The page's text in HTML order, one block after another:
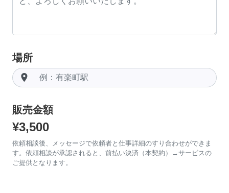
場所
room
販売金額
¥3,500
依頼相談後、メッセージで依頼者と仕事詳細のすり合わせができま
す。依頼相談が承認されると、前払い決済（本契約）→サービスの
ご提供となります。